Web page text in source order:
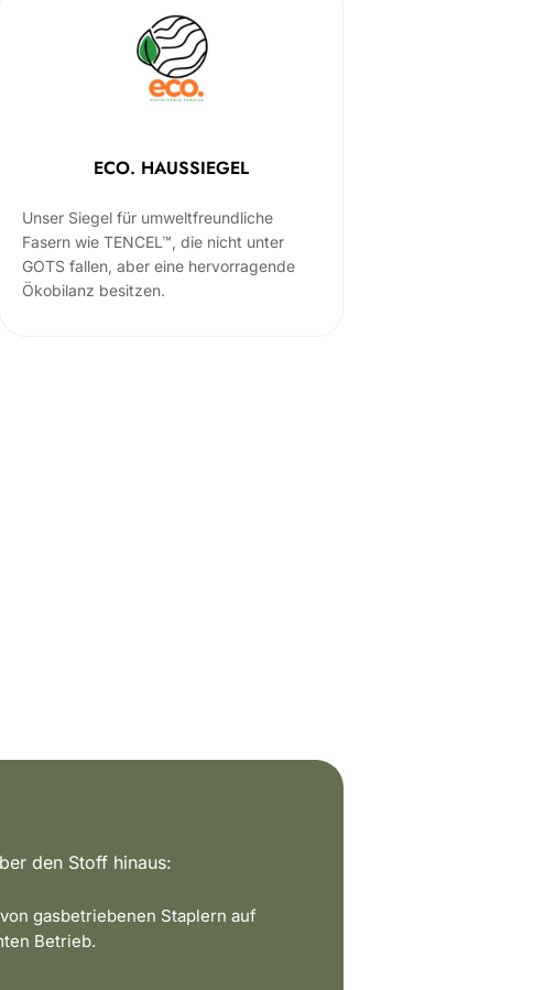
ECO. HAUSSIEGEL
Unser Siegel für umweltfreundliche
Fasern wie TENCEL™, die nicht unter
GOTS fallen, aber eine hervorragende
Ökobilanz besitzen.
den Stoff hinaus:
gasbetriebenen Staplern auf
Betrieb.